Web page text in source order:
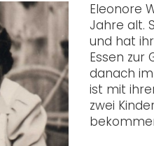
Eleonore
Jahre alt.
und hat
Essen zur
danach
ist mit
zwei